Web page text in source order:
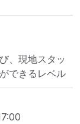
、現地スタッ
できるレベル